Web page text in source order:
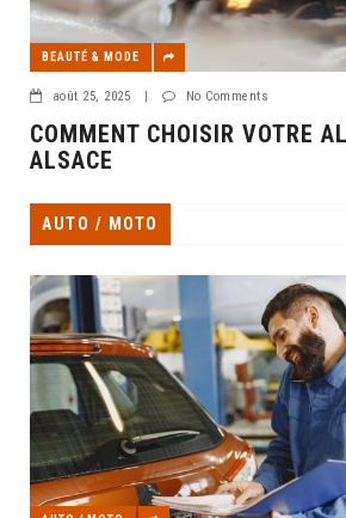
BEAUTÉ & MODE
août 25, 2025 | No Comments
COMMENT CHOISIR VOTRE
ALSACE
AUTO / MOTO